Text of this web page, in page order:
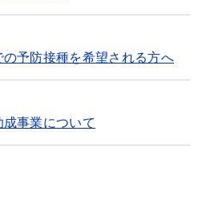
予防接種を希望される方へ
事業について